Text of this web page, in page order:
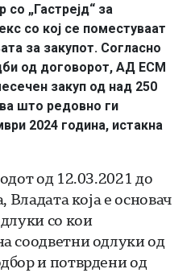
„Гастрејд“ за
со кој се поместуваат
за закупот. Согласно
од договорот, АД ЕСМ
закуп од над 250
што редовно ги
2024 година, истакна
од 12.03.2021 до
Владата која е основач
со кои
соодветни одлуки од
и потврдени од